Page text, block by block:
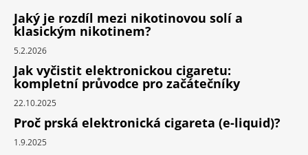
Jaký je rozdíl mezi nikotinovou solí a
klasickým nikotinem?
5.2.2026
Jak vyčistit elektronickou cigaretu:
kompletní průvodce pro začátečníky
22.10.2025
Proč prská elektronická cigareta (e-liquid)?
1.9.2025